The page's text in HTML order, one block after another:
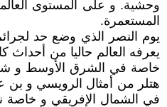
وحشية. و على المستوى
المستعمرة.
يوم النصر الذي وضع حد
يعرفه العالم حاليا من أحداث
خاصة في الشرق الأوسط و شمال
هتلر من أمثال الرويسي و بن